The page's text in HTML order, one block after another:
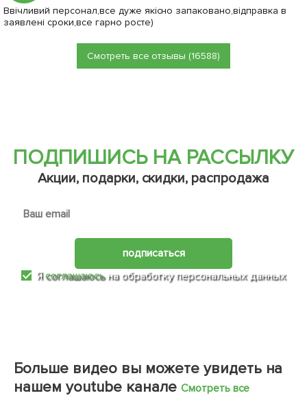
Ввічливий персонал,все дуже якісно запаковано,відправка в
заявлені сроки,все гарно росте)
Смотреть все отзывы (16588)
ПОДПИШИСЬ НА РАССЫЛКУ
Акции, подарки, скидки, распродажа
подписаться
Ясоглашаюсьна обработку персональных данных
Больше видео вы можете увидеть на
нашем youtube канале Смотреть все